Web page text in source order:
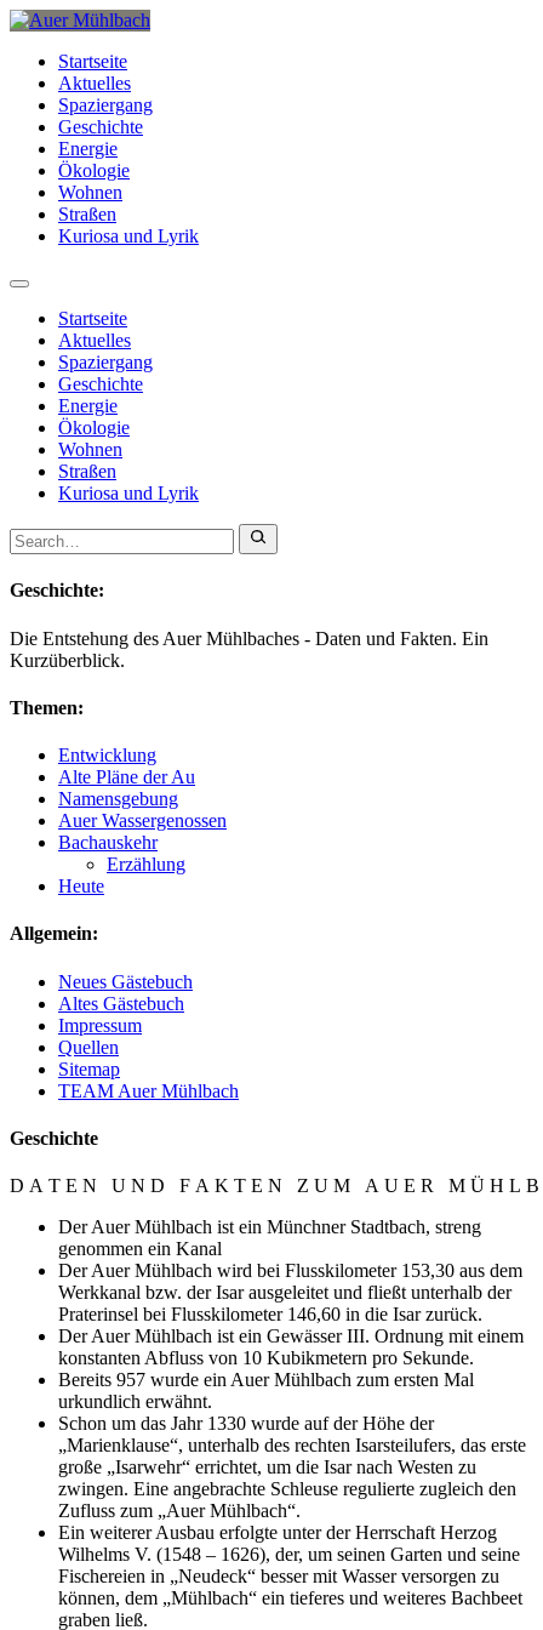
Startseite
Aktuelles
Spaziergang
Geschichte
Energie
Ökologie
Wohnen
Straßen
Kuriosa und Lyrik
Startseite
Aktuelles
Spaziergang
Geschichte
Energie
Ökologie
Wohnen
Straßen
Kuriosa und Lyrik
Search
for:
Geschichte:
Die Entstehung des Auer Mühlbaches - Daten und Fakten. Ein
Kurzüberblick.
Themen:
Entwicklung
Alte Pläne der Au
Namensgebung
Auer Wassergenossen
Bachauskehr
Erzählung
Heute
Allgemein:
Neues Gästebuch
Altes Gästebuch
Impressum
Quellen
Sitemap
TEAM Auer Mühlbach
Geschichte
D A T E N U N D F A K T E N Z U M A U E R M Ü H L B
Der Auer Mühlbach ist ein Münchner Stadtbach, streng
genommen ein Kanal
Der Auer Mühlbach wird bei Flusskilometer 153,30 aus dem
Werkkanal bzw. der Isar ausgeleitet und fließt unterhalb der
Praterinsel bei Flusskilometer 146,60 in die Isar zurück.
Der Auer Mühlbach ist ein Gewässer III. Ordnung mit einem
konstanten Abfluss von 10 Kubikmetern pro Sekunde.
Bereits 957 wurde ein Auer Mühlbach zum ersten Mal
urkundlich erwähnt.
Schon um das Jahr 1330 wurde auf der Höhe der
„Marienklause“, unterhalb des rechten Isarsteilufers, das erste
große „Isarwehr“ errichtet, um die Isar nach Westen zu
zwingen. Eine angebrachte Schleuse regulierte zugleich den
Zufluss zum „Auer Mühlbach“.
Ein weiterer Ausbau erfolgte unter der Herrschaft Herzog
Wilhelms V. (1548 – 1626), der, um seinen Garten und seine
Fischereien in „Neudeck“ besser mit Wasser versorgen zu
können, dem „Mühlbach“ ein tieferes und weiteres Bachbeet
graben ließ.